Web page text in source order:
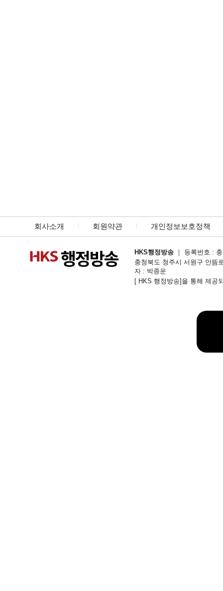
회사소개 회원약관 개인정보보호정책
HKS행정방송 ｜ 등록번호 :
충청북도 청주시 서원구 안뜸
자 : 박종운
[ HKS 행정방송]을 통해 제공